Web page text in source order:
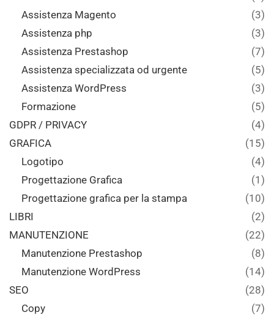
Assistenza Magento
(3)
Assistenza php
(3)
Assistenza Prestashop
(7)
Assistenza specializzata od urgente
(5)
Assistenza WordPress
(3)
Formazione
(5)
GDPR / PRIVACY
(4)
GRAFICA
(15)
Logotipo
(4)
Progettazione Grafica
(1)
Progettazione grafica per la stampa
(10)
LIBRI
(2)
MANUTENZIONE
(22)
Manutenzione Prestashop
(8)
Manutenzione WordPress
(14)
SEO
(28)
Copy
(7)